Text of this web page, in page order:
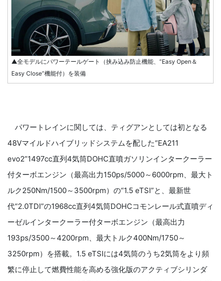
▲全モデルにパワーテールゲート（挟み込み防止機能、“Easy Open＆
Easy Close”機能付）を装備
パワートレインに関しては、ティグアンとしては初となる
48Vマイルドハイブリッドシステムを配した“EA211
evo2”1497cc直列4気筒DOHC直噴ガソリンインタークーラー
付ターボエンジン（最高出力150ps/5000～6000rpm、最大ト
ルク250Nm/1500～3500rpm）の“1.5 eTSI”と、最新世
代“2.0TDI”の1968cc直列4気筒DOHCコモンレール式直噴ディ
ーゼルインタークーラー付ターボエンジン（最高出力
193ps/3500～4200rpm、最大トルク400Nm/1750～
3250rpm）を搭載。1.5 eTSIには4気筒のうち2気筒をより頻
繁に停止して燃費性能を高める強化版のアクティブシリンダ